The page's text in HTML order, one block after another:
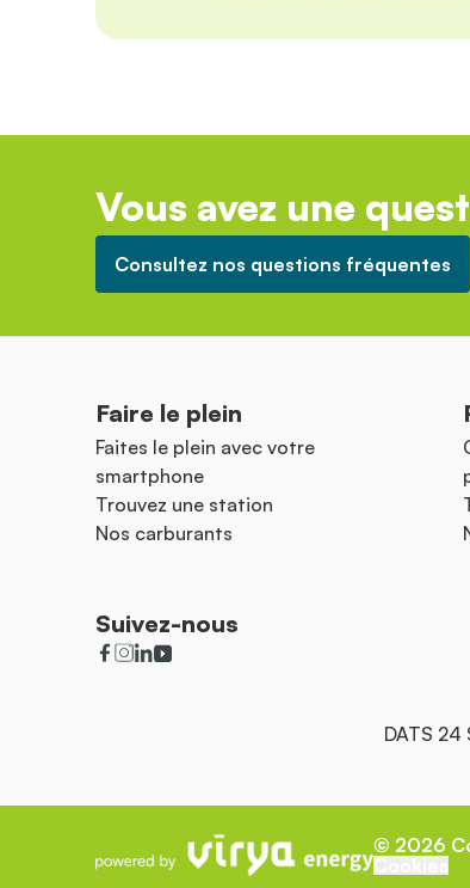
Vous avez une
Consultez nos questions fréquentes
Faire le plein
Faites le plein avec votre
smartphone
Trouvez une station
Nos carburants
Suivez-nous
DATS 24
© 2026
Cookies